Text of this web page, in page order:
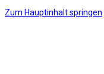
Zum Hauptinhalt springen